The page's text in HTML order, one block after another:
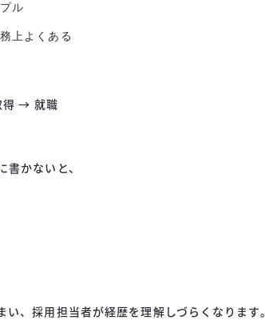
ル
上よくある
得 → 就職
書かないと、
い、採用担当者が経歴を理解しづらくなります。